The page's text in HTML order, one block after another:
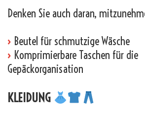
Denken Sie auch daran,
› Beutel für schmutzige Wäsche
› Komprimierbare Taschen für die
Gepäckorganisation
KLEIDUNG